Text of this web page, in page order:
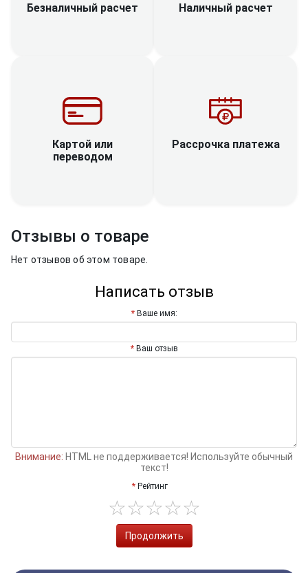
Безналичный расчет Наличный расчет
Картой или
переводом
Рассрочка платежа
Отзывы о товаре
Нет отзывов об этом товаре.
Написать отзыв
Ваше имя:
Ваш отзыв
Внимание: HTML не поддерживается! Используйте обычный
текст!
Рейтинг
Продолжить